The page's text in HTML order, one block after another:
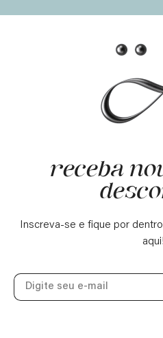
receba
Inscreva-se e fique por
aqui!